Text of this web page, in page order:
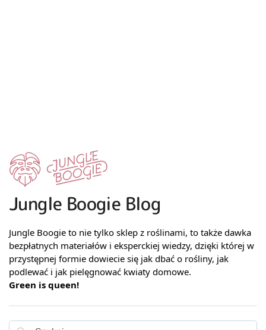
Jungle Boogie Blog
Jungle Boogie to nie tylko sklep z roślinami, to także dawka
bezpłatnych materiałów i eksperckiej wiedzy, dzięki której w
przystępnej formie dowiecie się jak dbać o rośliny, jak
podlewać i jak pielęgnować kwiaty domowe.
Green is queen!